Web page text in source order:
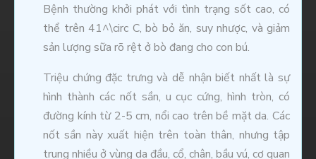
Bệnh thường khởi phát với tình trạng sốt cao, có
thể trên 41^\circ C, bò bỏ ăn, suy nhược, và giảm
sản lượng sữa rõ rệt ở bò đang cho con bú.
Triệu chứng đặc trưng và dễ nhận biết nhất là sự
hình thành các nốt sần, u cục cứng, hình tròn, có
đường kính từ 2-5 cm, nổi cao trên bề mặt da. Các
nốt sần này xuất hiện trên toàn thân, nhưng tập
trung nhiều ở vùng da đầu, cổ, chân, bầu vú, cơ quan